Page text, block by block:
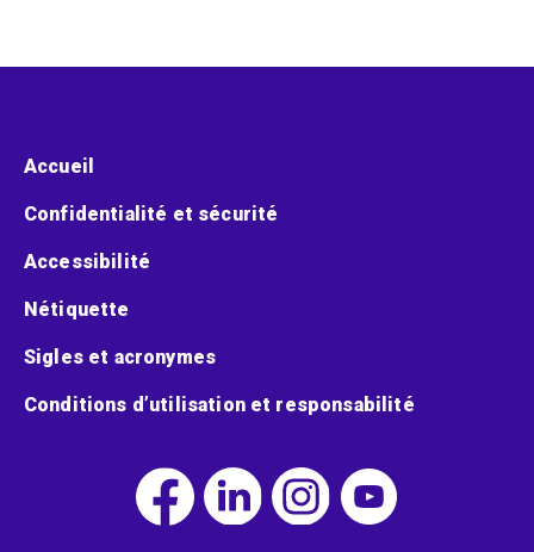
Menu pied de page
Accueil
Confidentialité et sécurité
Accessibilité
Nétiquette
Sigles et acronymes
Conditions d’utilisation et responsabilité